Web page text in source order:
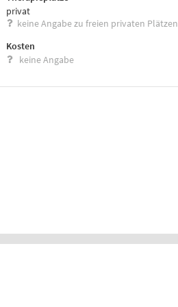
privat
keine Angabe zu freien privaten Plätzen
Kosten
keine Angabe